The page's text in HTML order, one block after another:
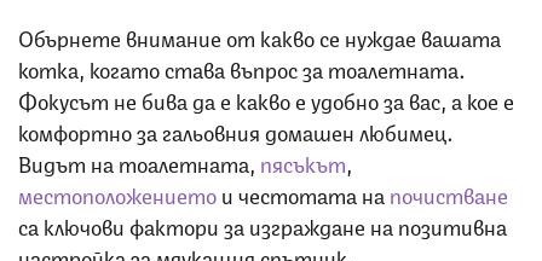
Обърнете внимание от какво се нуждае вашата
котка, когато става въпрос за тоалетната.
Фокусът не бива да е какво е удобно за вас, а кое е
комфортно за гальовния домашен любимец.
Видът на тоалетната, пясъкът
местоположениетои честотата на почистване
са ключови фактори за изграждане на позитивна